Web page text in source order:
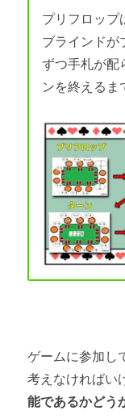
プリフロップ
ブラインドが
ずつ手札が配
ンを終えるま
ゲームに参加し
考えなければい
能であるかどう